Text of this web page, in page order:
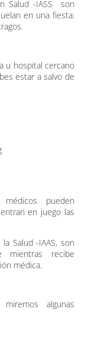
Salud -IASS son
en una fiesta:
u hospital cercano
estar a salvo de
pueden
en juego las
Salud -IAAS, son
mientras recibe
médica.
algunas